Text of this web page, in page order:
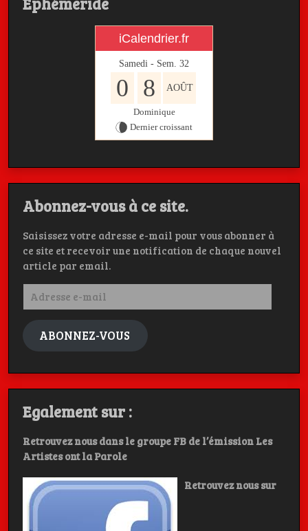
iCalendrier.fr
Samedi - Sem. 32
0 8 AOÛT
Dominique
Dernier croissant
Abonnez-vous à ce site.
Saisissez votre adresse e-mail pour vous abonner à
ce site et recevoir une notification de chaque nouvel
article par email.
Adresse
mail
ABONNEZ-VOUS
Egalement sur :
Retrouvez nous dans le groupe FB de l’émission Les
Artistes ont la Parole
Retrouvez nous sur